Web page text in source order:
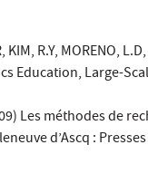
R.Y, MORENO,
Education, Large-
Les méthodes de
d’Ascq :